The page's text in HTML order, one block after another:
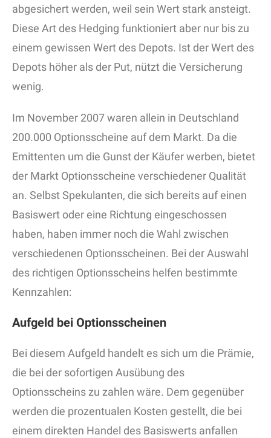
abgesichert werden, weil sein Wert stark ansteigt.
Diese Art des Hedging funktioniert aber nur bis zu
einem gewissen Wert des Depots. Ist der Wert des
Depots höher als der Put, nützt die Versicherung
wenig.
Im November 2007 waren allein in Deutschland
200.000 Optionsscheine auf dem Markt. Da die
Emittenten um die Gunst der Käufer werben, bietet
der Markt Optionsscheine verschiedener Qualität
an. Selbst Spekulanten, die sich bereits auf einen
Basiswert oder eine Richtung eingeschossen
haben, haben immer noch die Wahl zwischen
verschiedenen Optionsscheinen. Bei der Auswahl
des richtigen Optionsscheins helfen bestimmte
Kennzahlen:
Aufgeld bei Optionsscheinen
Bei diesem Aufgeld handelt es sich um die Prämie,
die bei der sofortigen Ausübung des
Optionsscheins zu zahlen wäre. Dem gegenüber
werden die prozentualen Kosten gestellt, die bei
einem direkten Handel des Basiswerts anfallen